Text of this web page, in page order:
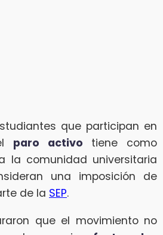
que participan en
paro activo tiene como
la comunidad universitaria
una imposición de
de la SEP.
que el movimiento no